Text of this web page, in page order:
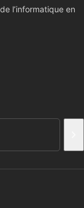
l’informatique en